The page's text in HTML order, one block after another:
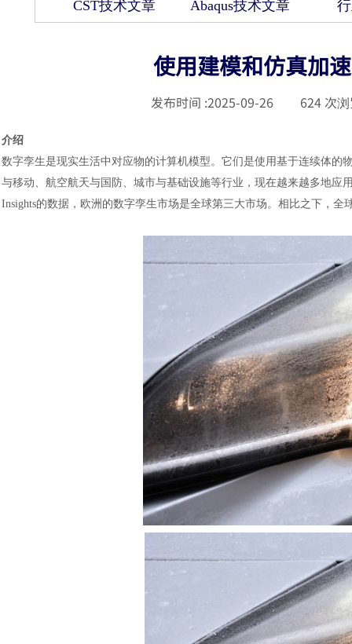
CST技术文章 Abaqus技术文章
使用建模和仿真加
发布时间 :2025-09-26 624 次
介绍
数字孪生是现实生活中对应物的计算机模型。它们是使用基于连续体的
与移动、航空航天与国防、城市与基础设施等行业，现在越来越多地应
Insights的数据，欧洲的数字孪生市场是全球第三大市场。相比之下，全